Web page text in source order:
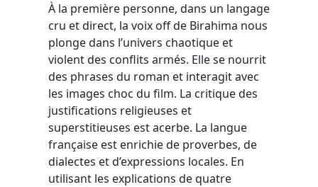
À la première personne, dans un langage
cru et direct, la voix off de Birahima nous
plonge dans l’univers chaotique et
violent des conflits armés. Elle se nourrit
des phrases du roman et interagit avec
les images choc du film. La critique des
justifications religieuses et
superstitieuses est acerbe. La langue
française est enrichie de proverbes, de
dialectes et d’expressions locales. En
utilisant les explications de quatre